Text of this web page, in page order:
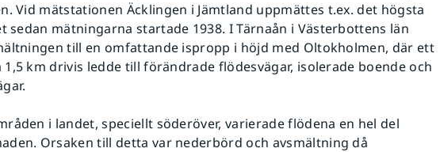
Vid mätstationen Äcklingen i Jämtland uppmättes t.ex. det högsta
sedan mätningarna startade 1938. I Tärnaån i Västerbottens län
till en omfattande ispropp i höjd med Oltokholmen, där ett
1,5 km drivis ledde till förändrade flödesvägar, isolerade boende och
i landet, speciellt söderöver, varierade flödena en hel del
Orsaken till detta var nederbörd och avsmältning då